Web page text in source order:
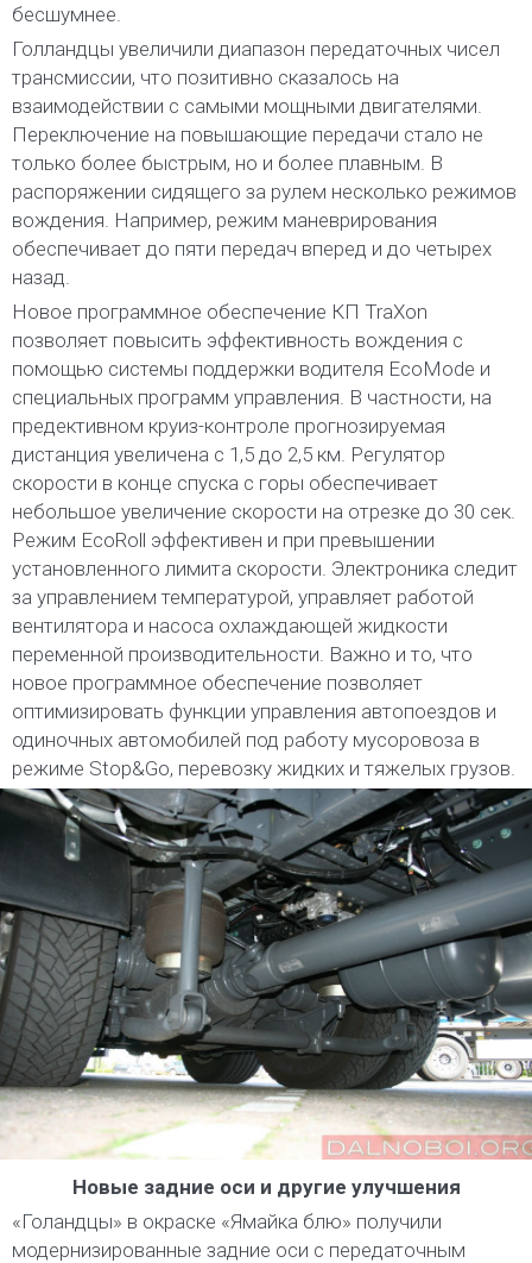
бесшумнее.
Голландцы увеличили диапазон передаточных чисел
трансмиссии, что позитивно сказалось на
взаимодействии с самыми мощными двигателями.
Переключение на повышающие передачи стало не
только более быстрым, но и более плавным. В
распоряжении сидящего за рулем несколько режимов
вождения. Например, режим маневрирования
обеспечивает до пяти передач вперед и до четырех
назад.
Новое программное обеспечение КП TraXon
позволяет повысить эффективность вождения с
помощью системы поддержки водителя EcoMode и
специальных программ управления. В частности, на
предективном круиз-контроле прогнозируемая
дистанция увеличена с 1,5 до 2,5 км. Регулятор
скорости в конце спуска с горы обеспечивает
небольшое увеличение скорости на отрезке до 30 сек.
Режим EcoRoll эффективен и при превышении
установленного лимита скорости. Электроника следит
за управлением температурой, управляет работой
вентилятора и насоса охлаждающей жидкости
переменной производительности. Важно и то, что
новое программное обеспечение позволяет
оптимизировать функции управления автопоездов и
одиночных автомобилей под работу муcоровоза в
режиме Stop&Go, перевозку жидких и тяжелых грузов.
Новые задние оси и другие улучшения
«Голандцы» в окраске «Ямайка блю» получили
модернизированные задние оси с передаточным